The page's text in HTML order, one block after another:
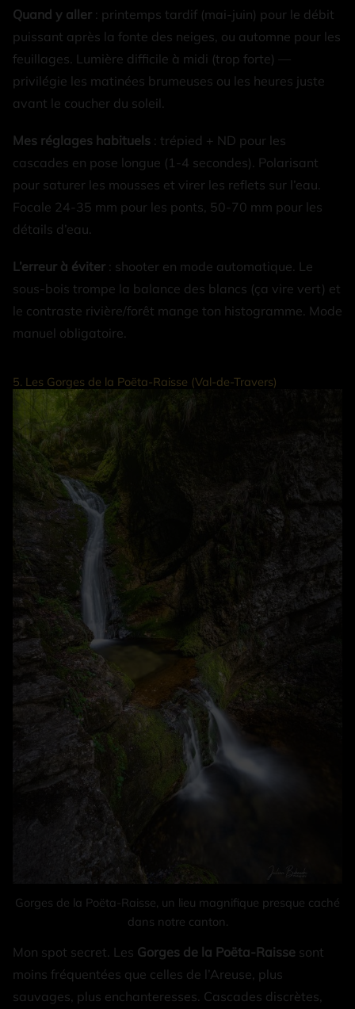
Quand y aller : printemps tardif (mai-juin) pour le débit
puissant après la fonte des neiges, ou automne pour les
feuillages. Lumière difficile à midi (trop forte) —
privilégie les matinées brumeuses ou les heures juste
avant le coucher du soleil.
Mes réglages habituels : trépied + ND pour les
cascades en pose longue (1-4 secondes). Polarisant
pour saturer les mousses et virer les reflets sur l’eau.
Focale 24-35 mm pour les ponts, 50-70 mm pour les
détails d’eau.
L’erreur à éviter : shooter en mode automatique. Le
sous-bois trompe la balance des blancs (ça vire vert) et
le contraste rivière/forêt mange ton histogramme. Mode
manuel obligatoire.
5. Les Gorges de la Poëta-Raisse (Val-de-Travers)
Gorges de la Poëta-Raisse, un lieu magnifique presque caché
dans notre canton.
Mon spot secret. Les Gorges de la Poëta-Raisse sont
moins fréquentées que celles de l’Areuse, plus
sauvages, plus enchanteresses. Cascades discrètes,